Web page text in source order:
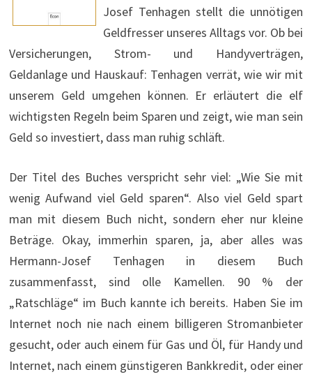
Josef Tenhagen stellt die unnötigen
Geldfresser unseres Alltags vor. Ob bei
Versicherungen, Strom- und Handyverträgen,
Geldanlage und Hauskauf: Tenhagen verrät, wie wir mit
unserem Geld umgehen können. Er erläutert die elf
wichtigsten Regeln beim Sparen und zeigt, wie man sein
Geld so investiert, dass man ruhig schläft.
Der Titel des Buches verspricht sehr viel: „Wie Sie mit
wenig Aufwand viel Geld sparen“. Also viel Geld spart
man mit diesem Buch nicht, sondern eher nur kleine
Beträge. Okay, immerhin sparen, ja, aber alles was
Hermann-Josef Tenhagen in diesem Buch
zusammenfasst, sind olle Kamellen. 90 % der
„Ratschläge“ im Buch kannte ich bereits. Haben Sie im
Internet noch nie nach einem billigeren Stromanbieter
gesucht, oder auch einem für Gas und Öl, für Handy und
Internet, nach einem günstigeren Bankkredit, oder einer